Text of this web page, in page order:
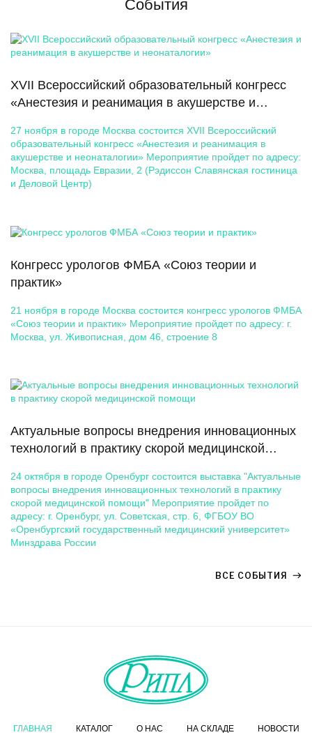
События
XVII Всероссийский образовательный конгресс
«Анестезия и реанимация в акушерстве и
27 ноября в городе Москва состоится XVII Всероссийский
образовательный конгресс «Анестезия и реанимация в
акушерстве и неонаталогии» Мероприятие пройдет по адресу:
Москва, площадь Евразии, 2 (Рэдиссон Славянская гостиница
и Деловой Центр)
Конгресс урологов ФМБА «Союз теории и
практик»
21 ноября в городе Москва состоится конгресс урологов ФМБА
«Союз теории и практик» Мероприятие пройдет по адресу: г.
Москва, ул. Живописная, дом 46, строение 8
Актуальные вопросы внедрения инновационных
технологий в практику скорой медицинской
24 октября в городе Оренбург состоится выставка "Актуальные
вопросы внедрения инновационных технологий в практику
скорой медицинской помощи" Мероприятие пройдет по
адресу: г. Оренбург, ул. Советская, стр. 6, ФГБОУ ВО
«Оренбургский государственный медицинский университет»
Минздрава России
ВСЕ СОБЫТИЯ
ГЛАВНАЯ КАТАЛОГ О НАС НА СКЛАДЕ НОВОСТИ